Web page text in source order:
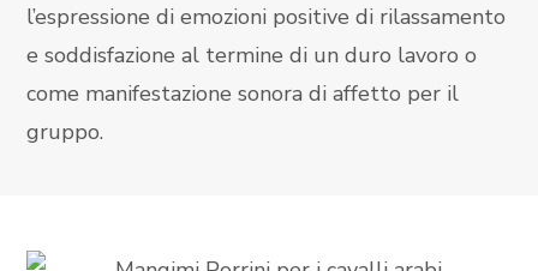
l’espressione di emozioni positive di rilassamento
e soddisfazione al termine di un duro lavoro o
come manifestazione sonora di affetto per il
gruppo.